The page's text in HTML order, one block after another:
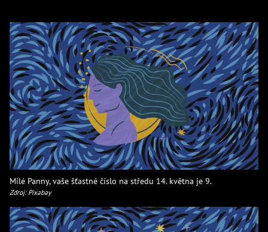
Milé Panny, vaše šťastné číslo na středu 14. května je 9.
Zdroj: Pixabay